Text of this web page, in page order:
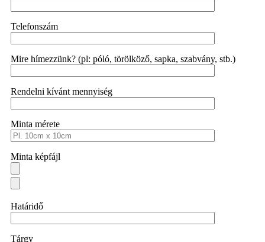
Telefonszám
Mire hímezzünk? (pl: póló, törölköző, sapka, szabvány, stb.)
Rendelni kívánt mennyiség
Minta mérete
Minta képfájl
Határidő
Tárgy